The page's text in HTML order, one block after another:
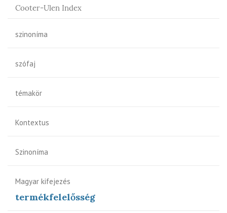
Cooter-Ulen Index
szinoníma
szófaj
témakör
Kontextus
Szinoníma
Magyar kifejezés
termékfelelősség